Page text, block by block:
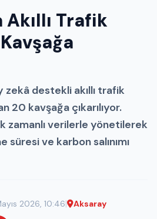
Trafik
zekâ destekli akıllı trafik
20 kavşağa çıkarılıyor.
zamanlı verilerle yönetilerek
süresi ve karbon salınımı
2026, 10:46| Aksaray